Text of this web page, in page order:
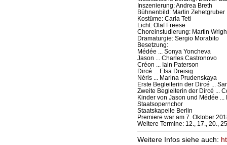
Inszenierung: Andrea Breth
Bühnenbild: Martin Zehetgruber
Kostüme: Carla Teti
Licht: Olaf Freese
Choreinstudierung: Martin
Dramaturgie: Sergio Morabito
Besetzung:
Médée ... Sonya Yoncheva
Jason ... Charles Castronovo
Créon ... Iain Paterson
Dircé ... Elsa Dreisig
Néris ... Marina Prudenskaya
Erste Begleiterin der Dircé ...
Zweite Begleiterin der Dircé ...
Kinder von Jason und Médée
Staatsopernchor
Staatskapelle Berlin
Premiere war am 7. Oktober
Weitere Termine: 12., 17., 20.,
Weitere Infos siehe auch: